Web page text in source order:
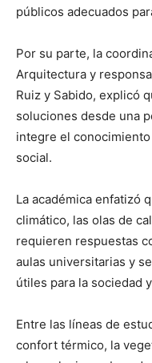
públicos adecuados
Por su parte, la
Arquitectura y
Ruiz y Sabido, explicó
soluciones desde una
integre el
social.
La académica enfatizó
climático, las olas de
requieren respuestas
aulas universitarias y
útiles para la sociedad
Entre las líneas de
confort térmico, la